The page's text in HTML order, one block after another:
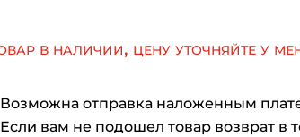
в наличии, цену уточняйте у
Возможна отправка наложенным
Если вам не подошел товар возврат в